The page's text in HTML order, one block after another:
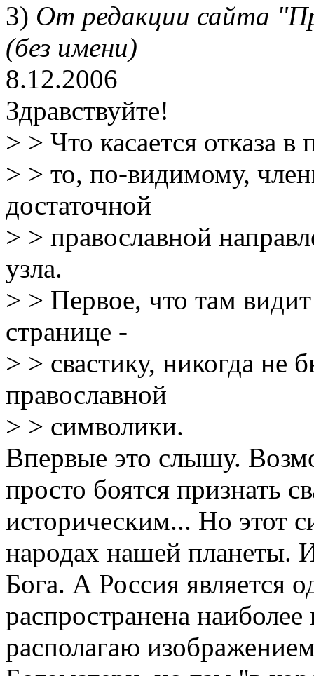
3) От редакции сайта
(без имени)
8.12.2006
Здравствуйте!
> > Что касается отказа
> > то, по-видимому,
достаточной
> > православной
узла.
> > Первое, что там
странице -
> > свастику, никогда не
православной
> > символики.
Впервые это слышу.
просто боятся признать
историческим... Но этот
народах нашей планеты.
Бога. А Россия является
распространена
располагаю